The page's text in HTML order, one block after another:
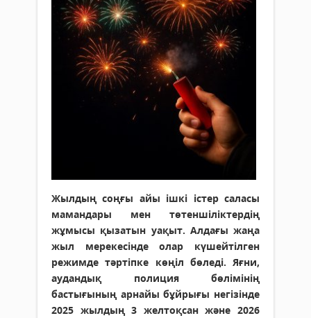
Жылдың соңғы айы ішкі істер саласы
мамандары мен төтеншіліктердің
жұмысы қызатын уақыт. Алдағы жаңа
жыл мерекесінде олар күшейтілген
режимде тәртіпке көңіл бөледі. Яғни,
аудандық полиция бөлімінің
бастығының арнайы бұйрығы негізінде
2025 жылдың 3 желтоқсан және 2026